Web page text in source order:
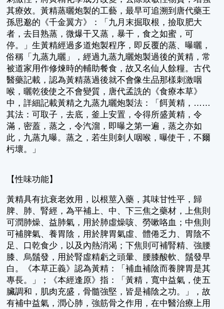
其療效。黃精蒸曬炮製的工藝，最早可追溯到唐代藥王
孫思邈的《千金翼方》：「九月末掘取根，撿取肥大
者，去目熟蒸，微爆干又蒸，暴干，食之如蜜，可
停。」生黃精經過多道炮製程序，即反覆的蒸、曝曬，
俗稱「九蒸九曬」，經過九蒸九曬炮製過後的黃精，常
被道家用作修煉時的輔助餐食，故又名仙人餘糧。古代
醫藥記載，認為黃精蒸過後就不會像生品那樣刺激咽
喉，曬乾後使之不會變質，唐代孟詵的《食療本草》
中，詳細記載黃精之九蒸九曬炮製法：「餌黃精，……
其法：可取子，去底，釜上安置，令得所盛黃精，令
滿，密蓋，蒸之，令汽溜，即曝之第一遍，蒸之亦如
此，九蒸九曝。蒸之，若生則刺人咽喉，曝使干，不爾
杇壞。」
【性味功能】
黃精具有抗衰老效用，以根莖入藥，其味甘性平，歸
脾、肺、腎經，為平補上、中、下三焦之藥材，上焦則
可潤肺燥、益肺氣，用於肺虛燥咳、勞嗽咯血；中焦則
可補脾氣、養胃陰，用於脾胃氣虛、體倦乏力、胃陰不
足、口乾食少，以及內熱消渴；下焦則可補腎精、強腰
膝、烏鬚發，用於腎虛精虧之頭暈、腰膝酸軟、鬚發早
白。《本草正義》認為黃精：「補血補陰而養脾胃是其
專長。」；《本經逢原》指：「黃精，寬中益氣，使五
臟調和，肌肉充盛，骨髓強堅，皆是補陰之功。」，故
有補中益氣，潤心肺，強筋骨之作用，在中醫治療上用